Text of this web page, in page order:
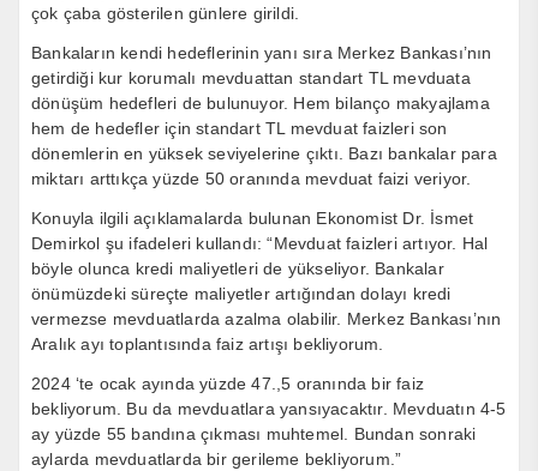
çok çaba gösterilen günlere girildi.
Bankaların kendi hedeflerinin yanı sıra Merkez Bankası’nın
getirdiği kur korumalı mevduattan standart TL mevduata
dönüşüm hedefleri de bulunuyor. Hem bilanço makyajlama
hem de hedefler için standart TL mevduat faizleri son
dönemlerin en yüksek seviyelerine çıktı. Bazı bankalar para
miktarı arttıkça yüzde 50 oranında mevduat faizi veriyor.
Konuyla ilgili açıklamalarda bulunan Ekonomist Dr. İsmet
Demirkol şu ifadeleri kullandı: “Mevduat faizleri artıyor. Hal
böyle olunca kredi maliyetleri de yükseliyor. Bankalar
önümüzdeki süreçte maliyetler artığından dolayı kredi
vermezse mevduatlarda azalma olabilir. Merkez Bankası’nın
Aralık ayı toplantısında faiz artışı bekliyorum.
2024 ‘te ocak ayında yüzde 47.,5 oranında bir faiz
bekliyorum. Bu da mevduatlara yansıyacaktır. Mevduatın 4-5
ay yüzde 55 bandına çıkması muhtemel. Bundan sonraki
aylarda mevduatlarda bir gerileme bekliyorum.”